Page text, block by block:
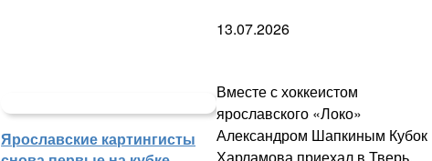
Ярославские картингисты
13.07.2026
Вместе с хоккеистом
ярославского «Локо»
Александром Шапкиным Кубок
Харламова приехал в Тверь.